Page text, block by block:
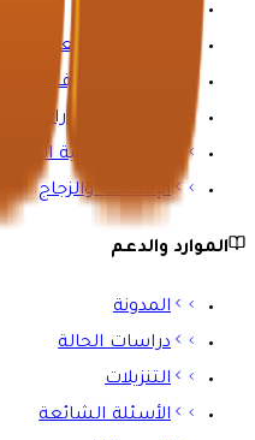
التعدين والمعادن
المياه والصرف الصحي
صناعة السيارات
المباني والبنية التحتية
الإسمنت والزجاج
الموارد والدعم
المدونة
دراسات الحالة
التنزيلات
الأسئلة الشائعة